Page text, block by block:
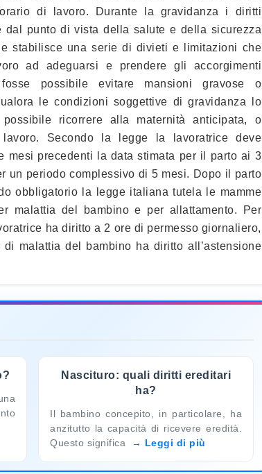
di lavoro. Durante la gravidanza i diritti
dal punto di vista della salute e della sicurezza
stabilisce una serie di divieti e limitazioni che
ad adeguarsi e prendere gli accorgimenti
possibile evitare mansioni gravose o
le condizioni soggettive di gravidanza lo
ricorrere alla maternità anticipata, o
Secondo la legge la lavoratrice deve
mesi precedenti la data stimata per il parto ai 3
un periodo complessivo di 5 mesi. Dopo il parto
obbligatorio la legge italiana tutela le mamme
malattia del bambino e per allattamento. Per
ha diritto a 2 ore di permesso giornaliero,
malattia del bambino ha diritto all’astensione
Nascituro: quali diritti ereditari
ha?
Il bambino concepito, in particolare, ha
anzitutto la capacità di ricevere eredità.
Questo significa
Leggi di più